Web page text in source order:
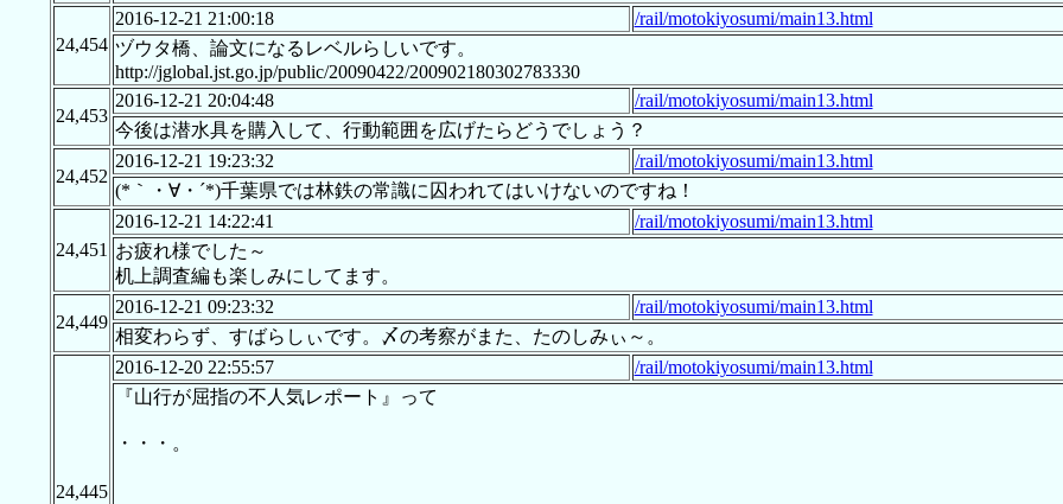
24,454
2016-12-21 21:00:18
/rail/motokiyosumi/main13.html
ヅウタ橋、論文になるレベルらしいです。
http://jglobal.jst.go.jp/public/20090422/200902180302783330
24,453
2016-12-21 20:04:48
/rail/motokiyosumi/main13.html
今後は潜水具を購入して、行動範囲を広げたらどうでしょう？
24,452
2016-12-21 19:23:32
/rail/motokiyosumi/main13.html
(*｀・∀・´*)千葉県では林鉄の常識に囚われてはいけないのですね！
24,451
2016-12-21 14:22:41
/rail/motokiyosumi/main13.html
お疲れ様でした～
机上調査編も楽しみにしてます。
24,449
2016-12-21 09:23:32
/rail/motokiyosumi/main13.html
相変わらず、すばらしぃです。〆の考察がまた、たのしみぃ～。
24,445
2016-12-20 22:55:57
/rail/motokiyosumi/main13.html
『山行が屈指の不人気レポート』って
・・・。